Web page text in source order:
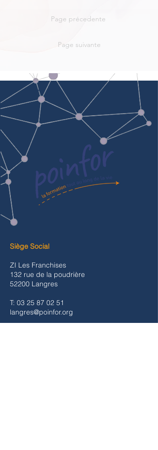
Page précedente
Page suivante
Siège Social
ZI Les Franchises
132 rue de la poudrière
52200 Langres
T: 03 25 87 02 51
langres@poinfor.org